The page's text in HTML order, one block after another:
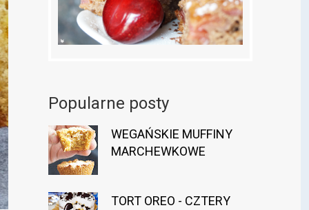
Popularne posty
WEGAŃSKIE MUFFINY
MARCHEWKOWE
TORT OREO - CZTERY